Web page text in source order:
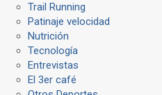
Trail Running
Patinaje velocidad
Nutrición
Tecnología
Entrevistas
El 3er café